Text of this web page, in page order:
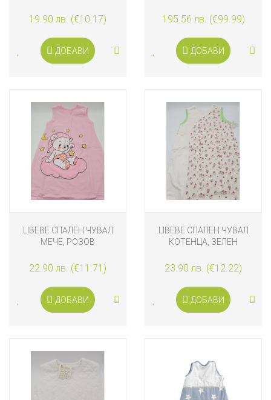
19.90 лв. (€10.17)
ДОБАВИ
195.56 лв. (€99.99)
ДОБАВИ
LIBEBE СПАЛЕН ЧУВАЛ
МЕЧЕ, РОЗОВ
22.90 лв. (€11.71)
ДОБАВИ
LIBEBE СПАЛЕН ЧУВАЛ
КОТЕНЦА, ЗЕЛЕН
23.90 лв. (€12.22)
ДОБАВИ